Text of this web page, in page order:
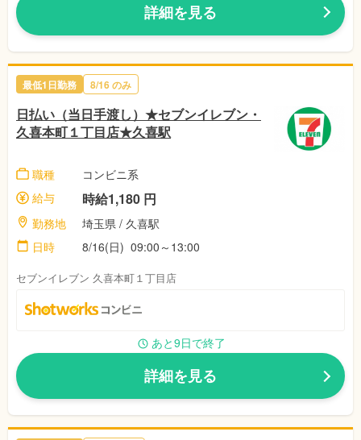
詳細を見る
最低1日勤務 8/16 のみ
日払い（当日手渡し）★セブンイレブン・
久喜本町１丁目店★久喜駅
職種
コンビニ系
給与
時給1,180 円
勤務地
埼玉県 / 久喜駅
日時
8/16(日) 09:00～13:00
セブンイレブン 久喜本町１丁目店
あと9日で終了
詳細を見る